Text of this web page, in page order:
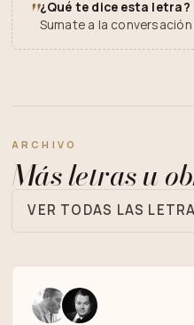
"¿Qué te dice esta letra?
Sumate a la
ARCHIVO
Más letras u
VER TODAS LAS